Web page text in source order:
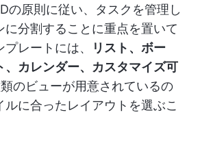
の原則に従い、タスクを管理し
に分割することに重点を置いて
レートには、
リスト、ボー
、カレンダー、カスタマイズ可
のビューが用意されているの
ルに合ったレイアウトを選ぶこ